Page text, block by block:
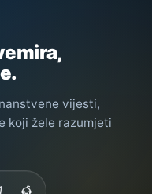
vijesti,
koji žele razumjeti